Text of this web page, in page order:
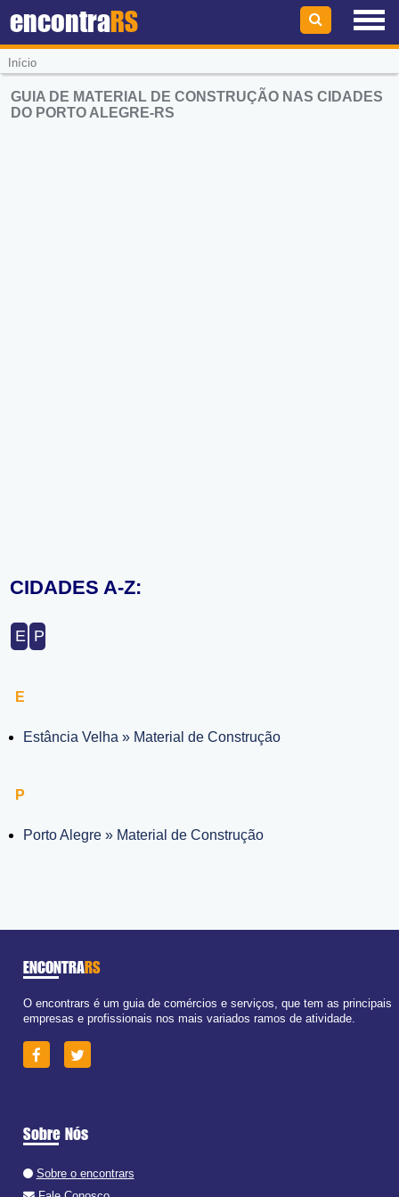
encontraRS
Início
GUIA DE MATERIAL DE CONSTRUÇÃO NAS CIDADES
DO PORTO ALEGRE-RS
CIDADES A-Z:
E P
E
Estância Velha » Material de Construção
P
Porto Alegre » Material de Construção
ENCONTRARS
O encontrars é um guia de comércios e serviços, que tem as principais
empresas e profissionais nos mais variados ramos de atividade.
Sobre Nós
Sobre o encontrars